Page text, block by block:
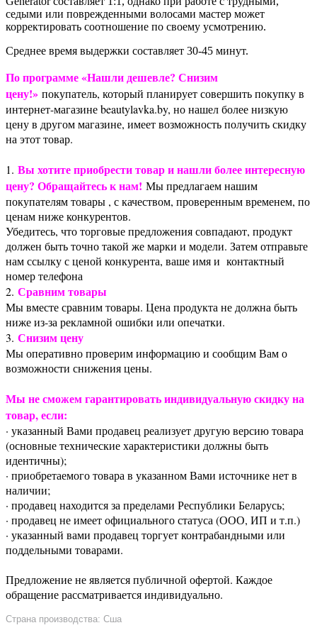
седыми или поврежденными волосами мастер может
корректировать соотношение по своему усмотрению.
Среднее время выдержки составляет 30-45 минут.
По программе «Нашли дешевле? Снизим
цену!» покупатель, который планирует совершить покупку в
интернет-магазине beautylavka.by, но нашел более низкую
цену в другом магазине, имеет возможность получить скидку
на этот товар.
1. Вы хотите приобрести товар и нашли более интересную
цену? Обращайтесь к нам! Мы предлагаем нашим
покупателям товары , с качеством, проверенным временем, по
ценам ниже конкурентов.
Убедитесь, что торговые предложения совпадают, продукт
должен быть точно такой же марки и модели. Затем отправьте
нам ссылку с ценой конкурента, ваше имя и контактный
номер телефона
2. Сравним товары
Мы вместе сравним товары. Цена продукта не должна быть
ниже из-за рекламной ошибки или опечатки.
3. Снизим цену
Мы оперативно проверим информацию и сообщим Вам о
возможности снижения цены.
Мы не сможем гарантировать индивидуальную скидку на
товар, если:
· указанный Вами продавец реализует другую версию товара
(основные технические характеристики должны быть
идентичны);
· приобретаемого товара в указанном Вами источнике нет в
наличии;
· продавец находится за пределами Республики Беларусь;
· продавец не имеет официального статуса (ООО, ИП и т.п.)
· указанный вами продавец торгует контрабандными или
поддельными товарами.
Предложение не является публичной офертой. Каждое
обращение рассматривается индивидуально.
Страна производства: Сша